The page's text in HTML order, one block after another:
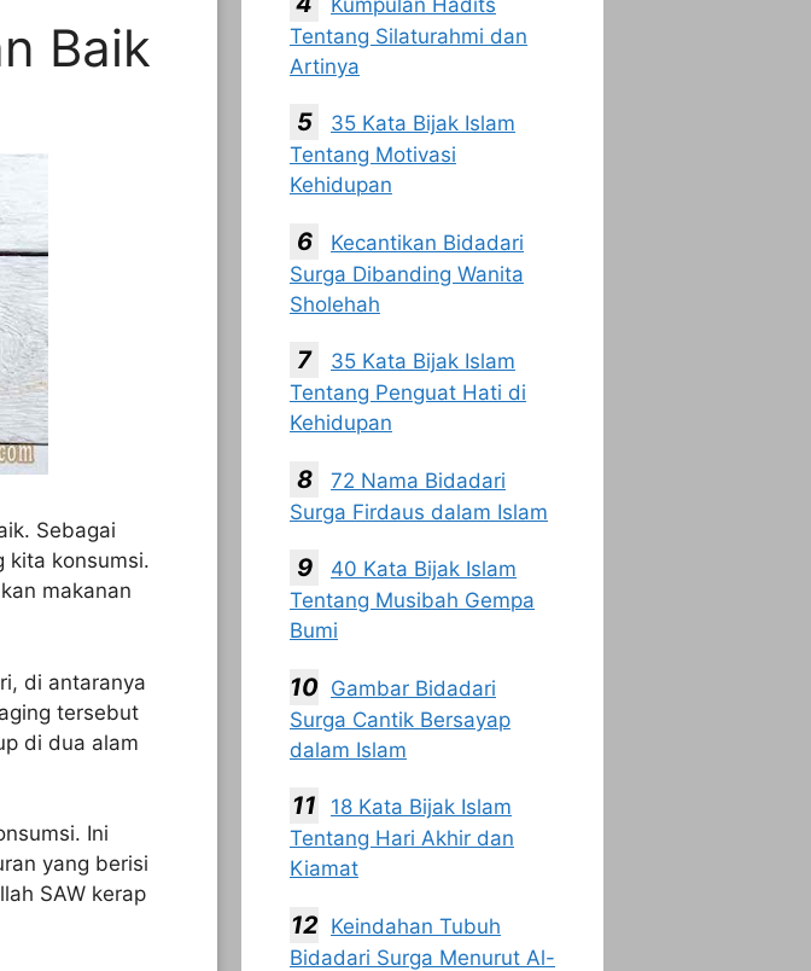
Baik
Sebagai
kita konsumsi.
makanan
di antaranya
tersebut
di dua alam
Ini
yang berisi
SAW kerap
Tentang Silaturahmi dan
Artinya
35 Kata Bijak Islam
Tentang Motivasi
Kehidupan
Kecantikan Bidadari
Surga Dibanding Wanita
Sholehah
35 Kata Bijak Islam
Tentang Penguat Hati di
Kehidupan
72 Nama Bidadari
Surga Firdaus dalam Islam
40 Kata Bijak Islam
Tentang Musibah Gempa
Bumi
Gambar Bidadari
Surga Cantik Bersayap
dalam Islam
18 Kata Bijak Islam
Tentang Hari Akhir dan
Kiamat
Keindahan Tubuh
Bidadari Surga Menurut Al-